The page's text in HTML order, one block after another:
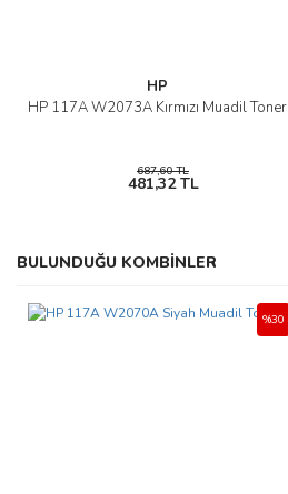
HP
HP 117A W2073A Kırmızı Muadil Toner
687,60 TL
481,32 TL
BULUNDUĞU KOMBİNLER
%30